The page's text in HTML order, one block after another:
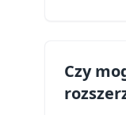
Czy